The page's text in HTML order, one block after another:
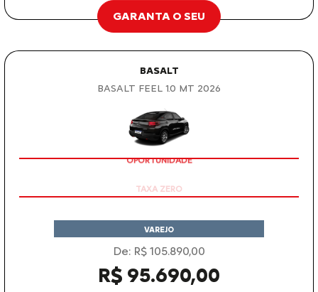
GARANTA O SEU
BASALT
BASALT FEEL 1.0 MT 2026
OPORTUNIDADE
VAREJO
De: R$ 105.890,00
R$ 95.690,00